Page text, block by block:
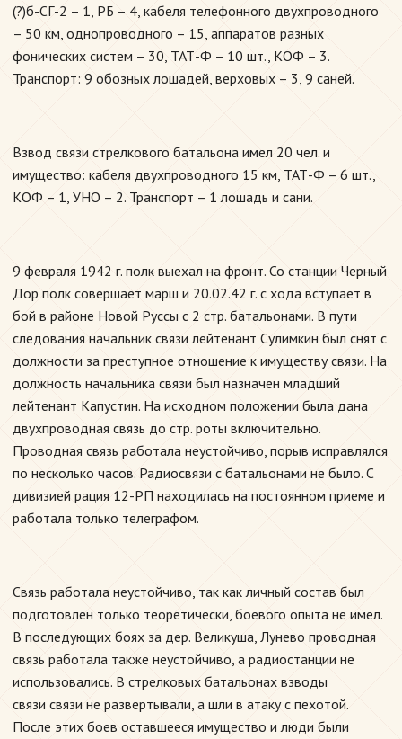
(?)б-СГ-2 – 1, РБ – 4, кабеля телефонного двухпроводного
– 50 км, однопроводного – 15, аппаратов разных
фонических систем – 30, ТАТ-Ф – 10 шт., КОФ – 3.
Транспорт: 9 обозных лошадей, верховых – 3, 9 саней.
Взвод связи стрелкового батальона имел 20 чел. и
имущество: кабеля двухпроводного 15 км, ТАТ-Ф – 6 шт.,
КОФ – 1, УНО – 2. Транспорт – 1 лошадь и сани.
9 февраля 1942 г. полк выехал на фронт. Со станции Черный
Дор полк совершает марш и 20.02.42 г. с хода вступает в
бой в районе Новой Руссы с 2 стр. батальонами. В пути
следования начальник связи лейтенант Сулимкин был снят с
должности за преступное отношение к имуществу связи. На
должность начальника связи был назначен младший
лейтенант Капустин. На исходном положении была дана
двухпроводная связь до стр. роты включительно.
Проводная связь работала неустойчиво, порыв исправлялся
по несколько часов. Радиосвязи с батальонами не было. С
дивизией рация 12-РП находилась на постоянном приеме и
работала только телеграфом.
Связь работала неустойчиво, так как личный состав был
подготовлен только теоретически, боевого опыта не имел.
В последующих боях за дер. Великуша, Лунево проводная
связь работала также неустойчиво, а радиостанции не
использовались. В стрелковых батальонах взводы
связи связи не развертывали, а шли в атаку с пехотой.
После этих боев оставшееся имущество и люди были